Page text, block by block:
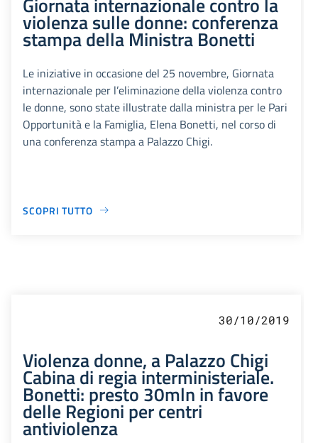
violenza sulle donne: conferenza
stampa della Ministra Bonetti
Le iniziative in occasione del 25 novembre, Giornata
internazionale per l’eliminazione della violenza contro
le donne, sono state illustrate dalla ministra per le Pari
Opportunità e la Famiglia, Elena Bonetti, nel corso di
una conferenza stampa a Palazzo Chigi.
SCOPRI TUTTO
30/10/2019
Violenza donne, a Palazzo Chigi
Cabina di regia interministeriale.
Bonetti: presto 30mln in favore
delle Regioni per centri
antiviolenza